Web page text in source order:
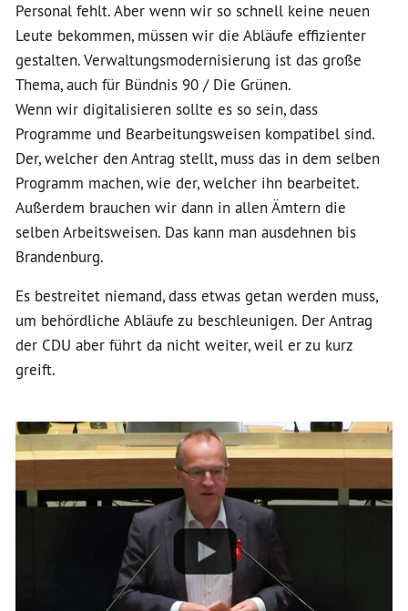
Personal fehlt. Aber wenn wir so schnell keine neuen
Leute bekommen, müssen wir die Abläufe effizienter
gestalten. Verwaltungsmodernisierung ist das große
Thema, auch für Bündnis 90 / Die Grünen.
Wenn wir digitalisieren sollte es so sein, dass
Programme und Bearbeitungsweisen kompatibel sind.
Der, welcher den Antrag stellt, muss das in dem selben
Programm machen, wie der, welcher ihn bearbeitet.
Außerdem brauchen wir dann in allen Ämtern die
selben Arbeitsweisen. Das kann man ausdehnen bis
Brandenburg.
Es bestreitet niemand, dass etwas getan werden muss,
um behördliche Abläufe zu beschleunigen. Der Antrag
der CDU aber führt da nicht weiter, weil er zu kurz
greift.